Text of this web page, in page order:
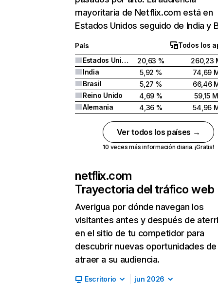
mayoritaria de Netflix.com está en
Estados Unidos seguido de India y
País
Todos los
Estados Unidos
20,63 %
260,23
India
5,92 %
74,69
Brasil
5,27 %
66,46
Reino Unido
4,69 %
59,15 M
Alemania
4,36 % 54,96
Ver todos los países →
10 veces más información diaria. ¡Gratis!
netflix.com
Trayectoria del tráfico web
Averigua por dónde navegan los
visitantes antes y después de
en el sitio de tu competidor para
descubrir nuevas oportunidades de
atraer a su audiencia.
Escritorio jun 2026